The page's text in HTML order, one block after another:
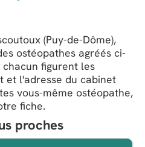
(Puy-de-Dôme),
ostéopathes agréés ci-
figurent les
et l'adresse du cabinet
vous-même ostéopathe,
fiche.
proches